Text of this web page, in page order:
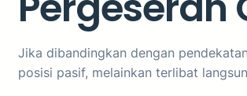
Jika dibandingkan dengan
posisi pasif, melainkan terlibat